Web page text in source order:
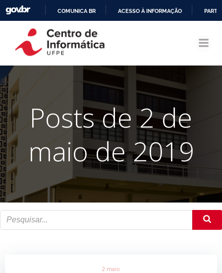
CONTEÚDO
COMUNICA BR ACESSO À INFORMAÇÃO
Posts de 2 de
maio de 2019
2 maio